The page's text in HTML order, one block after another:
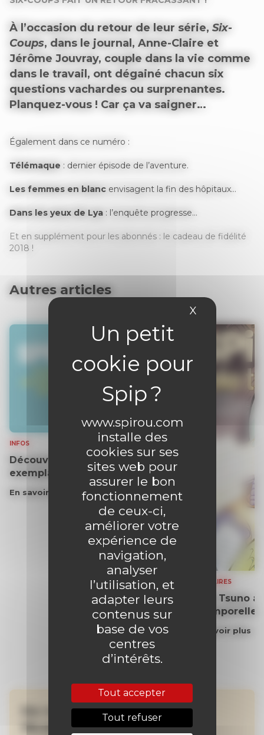
www.spirou.com
installe des
cookies sur ses
sites web pour
assurer le bon
fonctionnement
de ceux-ci,
améliorer votre
expérience de
navigation,
analyser
l’utilisation, et
adapter leurs
contenus sur
base de vos
centres
d’intérêts.
Tout accepter
Tout refuser
X Masquer le
À l’occasion du retour de leur série, Six-
Coups, dans le journal, Anne-Claire et
Jérôme Jouvray, couple dans la vie comme
dans le travail, ont dégainé chacun six
questions vachardes ou surprenantes.
Planquez-vous ! Car ça va saigner…
Également dans ce numéro :
Télémaque : dernier épisode de l’aventure.
Les femmes en blanc envisagent la fin des hôpitaux…
Dans les yeux de Lya : l’enquête progresse…
Et en supplément pour les abonnés : le cadeau de fidélité
2018 !
Autres articles
INFOS
Découvrez gratuitement un
exemplaire du journal !
En savoir plus
SOMMAIRES
Yoko Tsuno
intemporelle
En savoir plus
Ne manquez aucune
de nos actualités !